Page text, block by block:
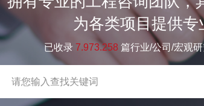
为各类项目提供专
已收录 7.973.258 篇行业/公司/宏观